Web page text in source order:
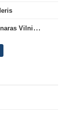
Pradedantiesiems teisėjams – nemokamas seminaras Vilniuje šį penktadienį